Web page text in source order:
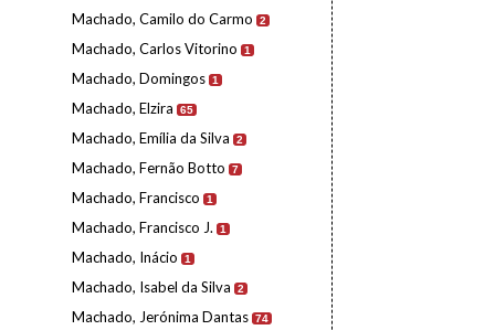
Machado, Camilo do Carmo 2
Machado, Carlos Vitorino 1
Machado, Domingos 1
Machado, Elzira 65
Machado, Emília da Silva 2
Machado, Fernão Botto 7
Machado, Francisco 1
Machado, Francisco J. 1
Machado, Inácio 1
Machado, Isabel da Silva 2
Machado, Jerónima Dantas 74